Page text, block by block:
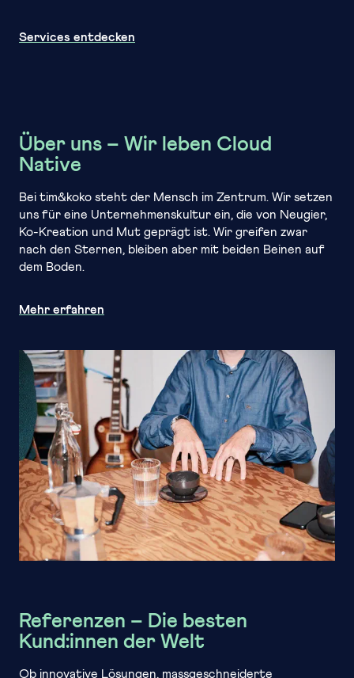
Services entdecken
Über uns – Wir leben Cloud
Native
Bei tim&koko steht der Mensch im Zentrum. Wir setzen
uns für eine Unternehmenskultur ein, die von Neugier,
Ko-Kreation und Mut geprägt ist. Wir greifen zwar
nach den Sternen, bleiben aber mit beiden Beinen auf
dem Boden.
Mehr erfahren
Referenzen – Die besten
Kund:innen der Welt
Ob innovative Lösungen, massgeschneiderte